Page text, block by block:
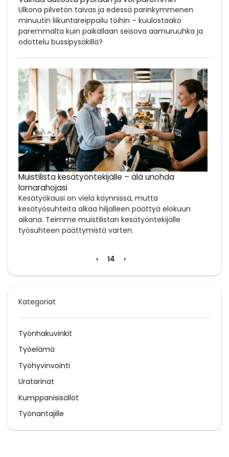
Ulkona pilvetön taivas ja edessä parinkymmenen
minuutin liikuntareippailu töihin – kuulostaako
paremmalta kuin paikallaan seisova aamuruuhka ja
odottelu bussipysäkillä?
Muistilista kesätyöntekijälle – älä unohda
lomarahojasi
Kesätyökausi on vielä käynnissä, mutta
kesätyösuhteita alkaa hiljalleen päättyä elokuun
aikana. Teimme muistilistan kesätyöntekijälle
työsuhteen päättymistä varten.
‹ 14 ›
Kategoriat
Työnhakuvinkit
Työelämä
Työhyvinvointi
Uratarinat
Kumppanisisällöt
Työnantajille